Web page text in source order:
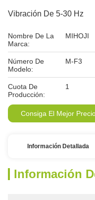
Vibración De 5-30 Hz
Nombre De La
Marca:
MIHOJI
Número De
Modelo:
M-F3
Cuota De
Producción:
1
Consiga El Mejor
Información Detallada
Información